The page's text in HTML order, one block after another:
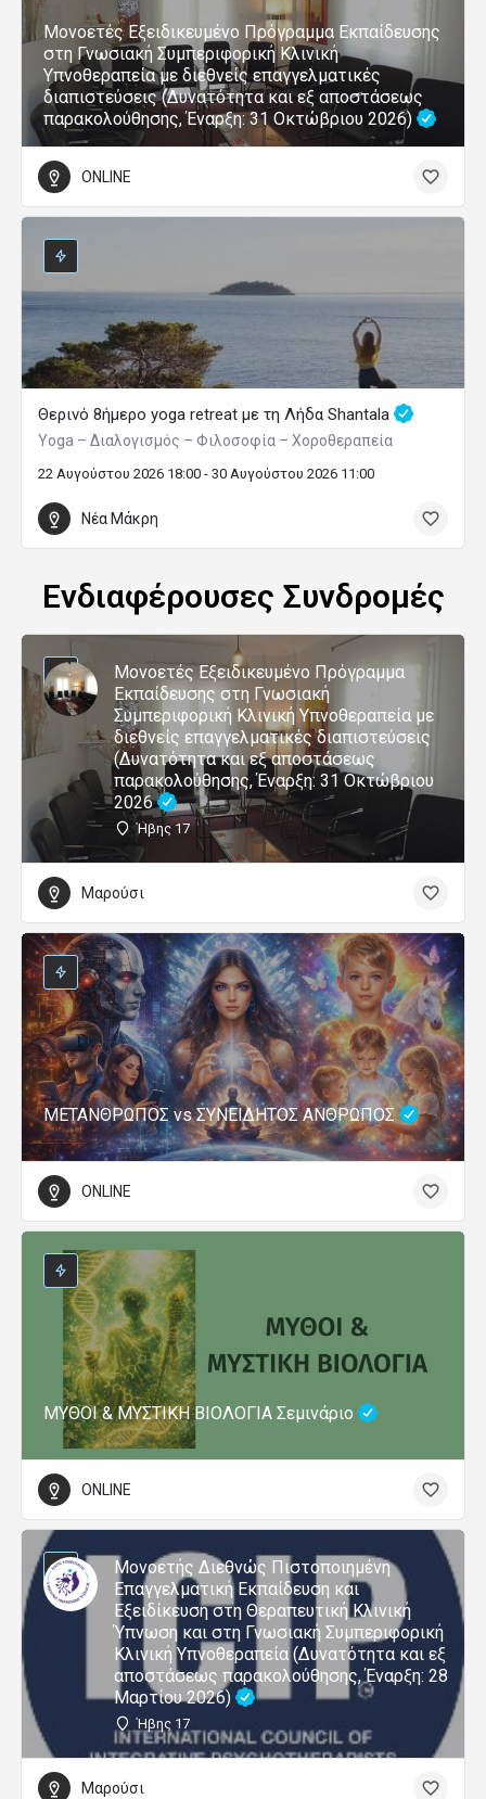
Μονοετές Εξειδικευμένο Πρόγραμμα Εκπαίδευσης
στη Γνωσιακή Συμπεριφορική Κλινική
Υπνοθεραπεία με διεθνείς επαγγελματικές
διαπιστεύσεις (Δυνατότητα και εξ αποστάσεως
παρακολούθησης, Έναρξη: 31 Οκτώβριου 2026)
ONLINE
Θερινό 8ήμερο yoga retreat με τη Λήδα Shantala
Yoga – Διαλογισμός – Φιλοσοφία – Χοροθεραπεία
22 Αυγούστου 2026 18:00 - 30 Αυγούστου 2026 11:00
Νέα Μάκρη
Ενδιαφέρουσες Συνδρομές
Μονοετές Εξειδικευμένο Πρόγραμμα
Εκπαίδευσης στη Γνωσιακή
Συμπεριφορική Κλινική Υπνοθεραπεία με
διεθνείς επαγγελματικές διαπιστεύσεις
(Δυνατότητα και εξ αποστάσεως
παρακολούθησης, Έναρξη: 31 Οκτώβριου
2026
Ήβης 17
Μαρούσι
ΜΕΤΑΝΘΡΩΠΟΣ vs ΣΥΝΕΙΔΗΤΟΣ ΑΝΘΡΩΠΟΣ
ONLINE
ΜΥΘΟΙ & ΜΥΣΤΙΚΗ ΒΙΟΛΟΓΙΑ Σεμινάριο
ONLINE
Μονοετής Διεθνώς Πιστοποιημένη
Επαγγελματική Εκπαίδευση και
Εξειδίκευση στη Θεραπευτική Κλινική
Ύπνωση και στη Γνωσιακή Συμπεριφορική
Κλινική Υπνοθεραπεία (Δυνατότητα και εξ
αποστάσεως παρακολούθησης, Έναρξη: 28
Μαρτίου 2026)
Ήβης 17
Μαρούσι